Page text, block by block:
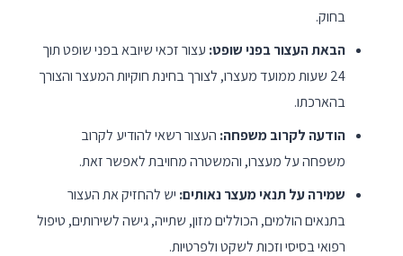
בחוק.
הבאת העצור בפני שופט: עצור זכאי שיובא בפני שופט תוך
24 שעות ממועד מעצרו, לצורך בחינת חוקיות המעצר והצורך
בהארכתו.
הודעה לקרוב משפחה: העצור רשאי להודיע לקרוב
משפחה על מעצרו, והמשטרה מחויבת לאפשר זאת.
שמירה על תנאי מעצר נאותים: יש להחזיק את העצור
בתנאים הולמים, הכוללים מזון, שתייה, גישה לשירותים, טיפול
רפואי בסיסי וזכות לשקט ולפרטיות.